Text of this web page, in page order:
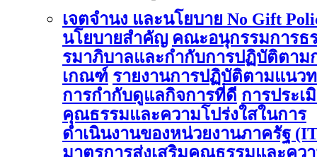
เจตจำนง และนโยบาย No Gift
นโยบายสำคัญ คณะอนุกรรมการธ
รมาภิบาลและกำกับการปฏิบัติตาม
เกณฑ์ รายงานการปฏิบัติตามแนว
การกำกับดูแลกิจการที่ดี การประเ
คุณธรรมและความโปร่งใสในการ
ดำเนินงานของหน่วยงานภาครัฐ
มาตรการส่งเสริมคุณธรรมและคว